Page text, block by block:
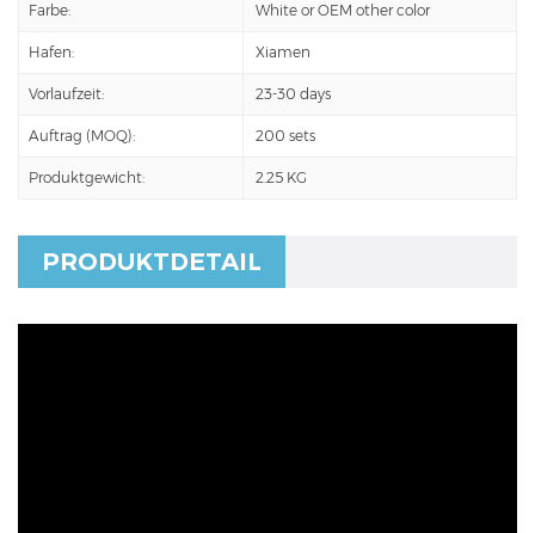
Farbe: White or OEM other color
Hafen: Xiamen
Vorlaufzeit: 23-30 days
Auftrag (MOQ): 200 sets
Produktgewicht: 2.25 KG
PRODUKTDETAIL